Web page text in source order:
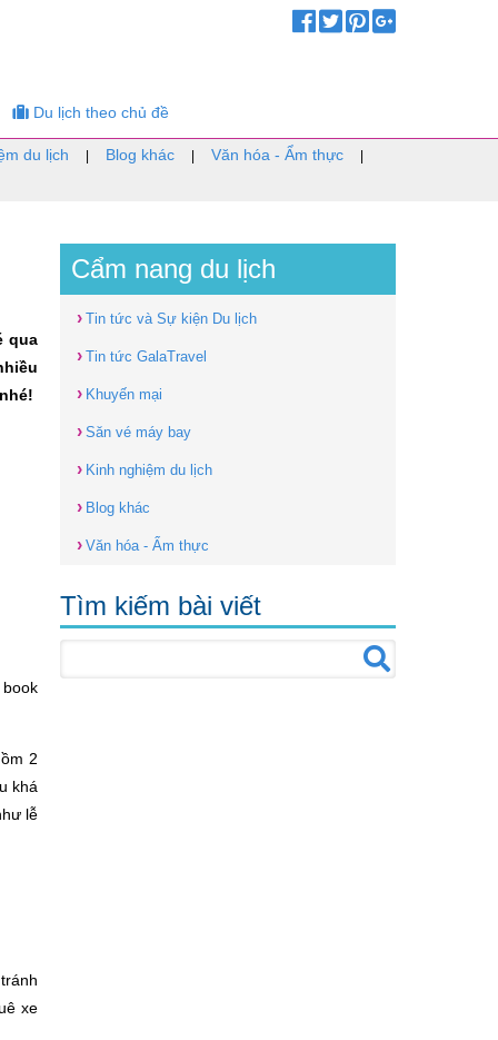
Du lịch theo chủ đề
du lịch Blog khác Văn hóa - Ẩm thực
qua
2
khá
lễ
xe
Cẩm nang du lịch
› Tin tức và Sự kiện Du lịch
› Tin tức GalaTravel
› Khuyến mại
› Săn vé máy bay
› Kinh nghiệm du lịch
› Blog khác
› Văn hóa - Ẩm thực
Tìm kiếm bài viết